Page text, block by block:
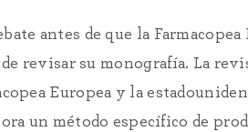
antes de que la Farmacopea
revisar su monografía. La
Europea y la
un método específico de